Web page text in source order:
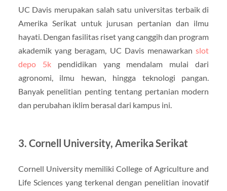
UC Davis merupakan salah satu universitas terbaik di
Amerika Serikat untuk jurusan pertanian dan ilmu
hayati. Dengan fasilitas riset yang canggih dan program
akademik yang beragam, UC Davis menawarkanslot
depo 5kpendidikan yang mendalam mulai dari
agronomi, ilmu hewan, hingga teknologi pangan.
Banyak penelitian penting tentang pertanian modern
dan perubahan iklim berasal dari kampus ini.
3. Cornell University, Amerika Serikat
Cornell University memiliki College of Agriculture and
Life Sciences yang terkenal dengan penelitian inovatif